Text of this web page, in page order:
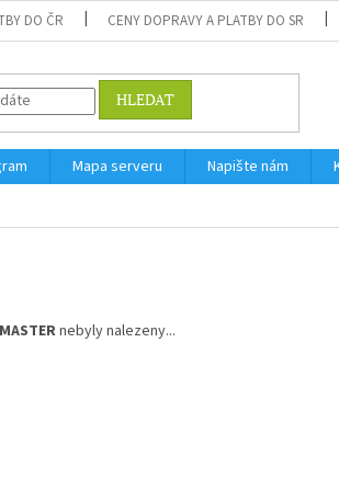
DO ČR CENY DOPRAVY A PLATBY DO SR
HLEDAT
Mapa serveru Napište nám
nebyly nalezeny...